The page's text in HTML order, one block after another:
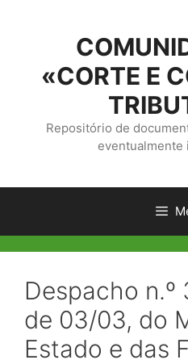
conteúdo«CORTE E
Repositório de
eventualmente
Despacho n.º
de 03/03, do
Estado e das